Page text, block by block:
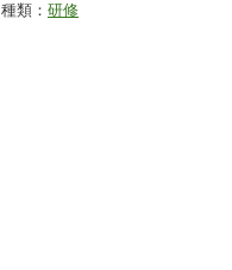
種類： 研修